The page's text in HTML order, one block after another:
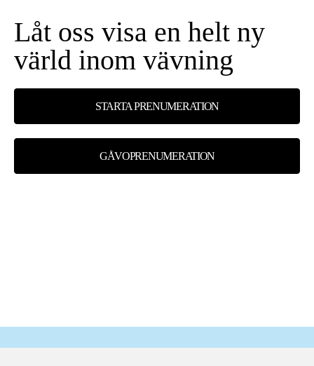
Låt oss visa en helt ny
värld inom vävning
STARTA PRENUMERATION
GÅVOPRENUMERATION